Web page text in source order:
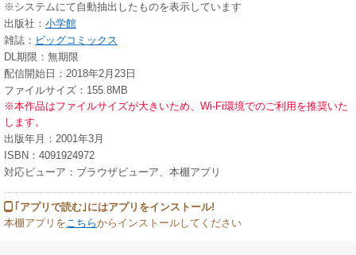
※システムにて自動抽出したものを表示しています
出版社： 小学館
雑誌： ビッグコミックス
DL期限：無期限
配信開始日：2018年2月23日
ファイルサイズ：155.8MB
※本作品はファイルサイズが大きいため、Wi-Fi環境でのご利用を推奨いた
します。
出版年月：2001年3月
ISBN：4091924972
対応ビューア：ブラウザビューア、本棚アプリ
｢アプリで読む｣にはアプリをインストール!
本棚アプリをこちらからインストールしてください